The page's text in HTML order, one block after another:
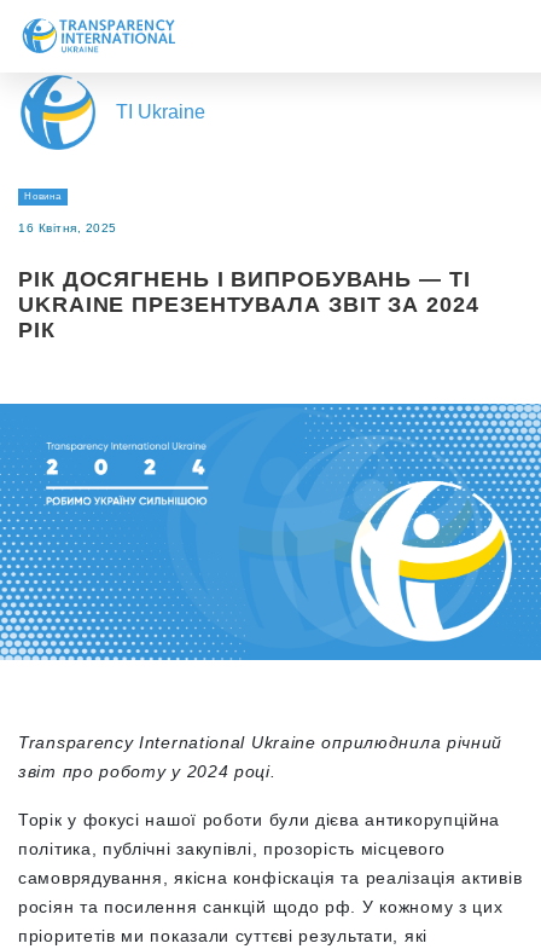
Про нас
Новини
Напрями роботи
Долучитися
TI Ukraine
Новина
16 Квітня, 2025
РІК ДОСЯГНЕНЬ І ВИПРОБУВАНЬ — TI
UKRAINE ПРЕЗЕНТУВАЛА ЗВІТ ЗА 2024
РІК
Transparency International Ukraine оприлюднила річний
звіт про роботу у 2024 році.
Торік у фокусі нашої роботи були дієва антикорупційна
політика, публічні закупівлі, прозорість місцевого
самоврядування, якісна конфіскація та реалізація активів
росіян та посилення санкцій щодо рф. У кожному з цих
пріоритетів ми показали суттєві результати, які